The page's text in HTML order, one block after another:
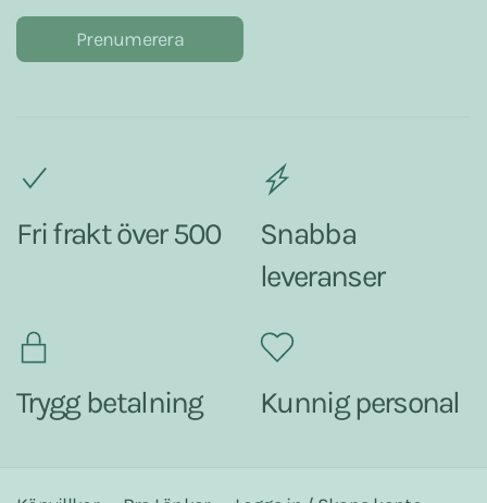
Prenumerera
Fri frakt över 500
Snabba
leveranser
Trygg betalning Kunnig personal